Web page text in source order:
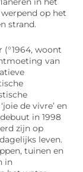
op het
strand.
(°1964, woont
van
de vivre’ en
in 1998
zijn op
leven.
tuinen en
in